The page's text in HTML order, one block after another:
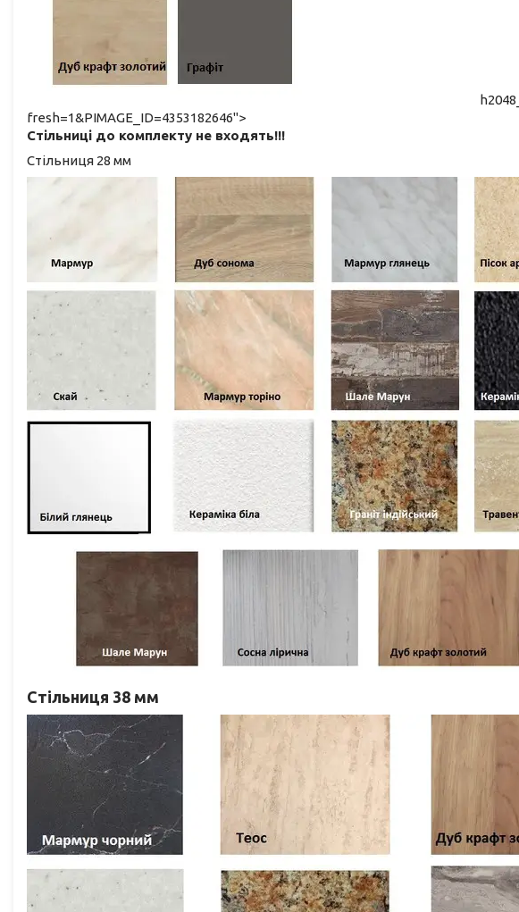
fresh=1&PIMAGE_ID=4353182646">
Стільниці до комплекту не входять!!!
Стільниця 28 мм
Стільниця 38 мм